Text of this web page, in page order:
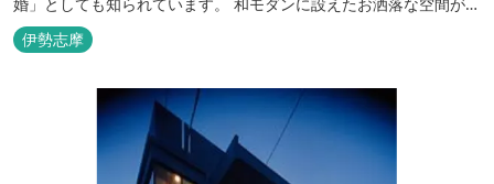
性に人気。
伊勢志摩